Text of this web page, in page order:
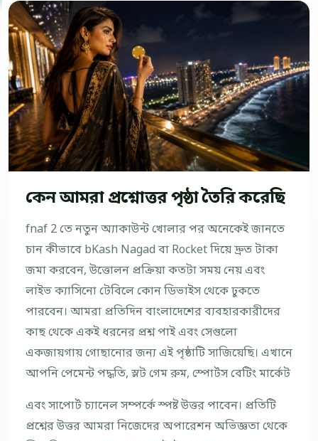
কেন আমরা প্রশ্নোত্তর পৃষ্ঠা তৈরি করেছি
fnaf 2 তে নতুন অ্যাকাউন্ট খোলার পর অনেকেই জানতে
চান কীভাবে bKash Nagad বা Rocket দিয়ে দ্রুত টাকা
জমা করবেন, উত্তোলন প্রক্রিয়া কতটা সময় নেয় এবং
লাইভ ক্যাসিনো টেবিলে কোন ডিভাইস থেকে ঢুকতে
পারবেন। আমরা প্রতিদিন বাংলাদেশের ব্যবহারকারীদের
কাছ থেকে একই ধরনের প্রশ্ন পাই এবং সেগুলো
একজায়গায় গোছানোর জন্য এই পৃষ্ঠাটি সাজিয়েছি। এখানে
আপনি পেমেন্ট পদ্ধতি, স্লট গেম রুম, স্পোর্টস বেটিং মার্কেট
এবং সাপোর্ট চ্যানেল সম্পর্কে স্পষ্ট উত্তর পাবেন। প্রতিটি
প্রশ্নের উত্তর আমরা নিজেদের অপারেশন অভিজ্ঞতা থেকে